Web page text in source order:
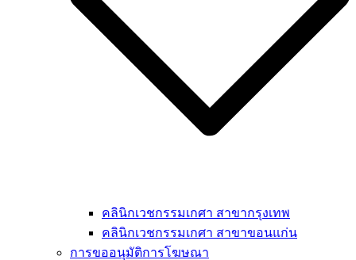
คลินิกเวชกรรมเกศา สาขากรุงเทพ
คลินิกเวชกรรมเกศา สาขาขอนแก่น
การขออนุมัติการโฆษณา